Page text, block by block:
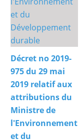
Décret no 2019-
975 du 29 mai
2019 relatif aux
attributions du
Ministre de
l'Environnement
et du